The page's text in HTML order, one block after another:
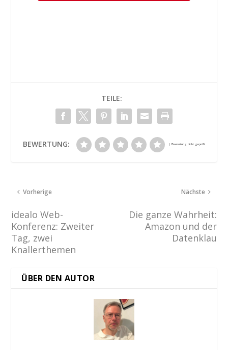
TEILE:
BEWERTUNG:
Vorherige
idealo Web-
Konferenz: Zweiter
Tag, zwei
Knallerthemen
Nächste
Die ganze Wahrheit:
Amazon und der
Datenklau
ÜBER DEN AUTOR